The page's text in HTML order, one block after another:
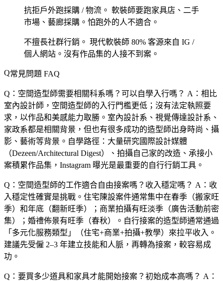
抗拒戶外跑採購 / 物流。 軟裝師要跑家具店、二手
市場、藝廊採購。怕跑外的人不適合。
不擅長社群行銷。 現代軟裝師 80% 客源來自 IG /
個人網站。沒有作品集的人接不到案。
常見問題 FAQ
Q：空間造型師需要相關科系嗎？可以自學入行嗎？ A：相比
室內設計師，空間造型師的入行門檻更低；沒有法定執照要
求，以作品和美感能力取勝。室內設計系、視覺傳達設計系、
家政系都是相關背景，但也有很多成功的造型師出身時尚、攝
影、藝術等背景。自學路徑：大量研究國際設計媒體
（Dezeen/Architectural Digest）、拍攝自己家的改造、承接小
案積累作品集，Instagram 曝光是最重要的自行行銷工具。
Q：空間造型師的工作適合自由接案嗎？收入穩定嗎？ A：收
入穩定性確實是挑戰。住宅陳設案件通常集中在春季（搬家旺
季）和年底（翻新旺季）；商業拍攝有旺淡季（廣告活動前密
集）；婚禮佈景有旺季（春秋）。自行接案的造型師通常通過
「多元化服務類型」（住宅+商業+拍攝+教學）來拉平收入。
建議先受僱 2–3 年建立技能和人脈，再轉為接案，較容易成
功。
Q：要買多少道具和家具才能開始接案？初始成本高嗎？ A：